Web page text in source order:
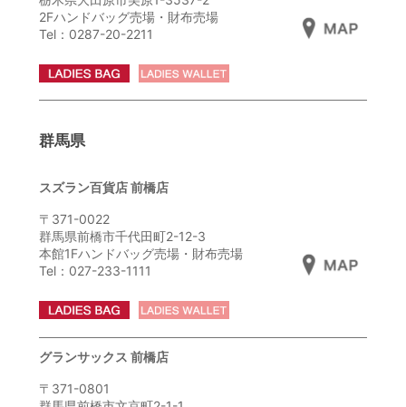
2Fハンドバッグ売場・財布売場
Tel：0287-20-2211
群馬県
スズラン百貨店 前橋店
〒371-0022
群馬県前橋市千代田町2-12-3
本館1Fハンドバッグ売場・財布売場
Tel：027-233-1111
グランサックス 前橋店
〒371-0801